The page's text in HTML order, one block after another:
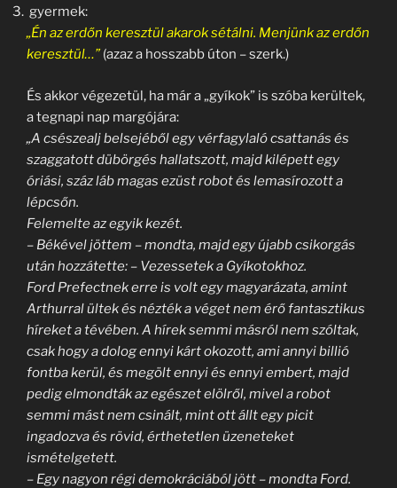
gyermek:
„Én az erdőn keresztül akarok sétálni. Menjünk az erdőn
keresztül…” (azaz a hosszabb úton – szerk.)
És akkor végezetül, ha már a „gyíkok” is szóba kerültek,
a tegnapi nap margójára:
„A csészealj belsejéből egy vérfagylaló csattanás és
szaggatott dübörgés hallatszott, majd kilépett egy
óriási, száz láb magas ezüst robot és lemasírozott a
lépcsőn.
Felemelte az egyik kezét.
– Békével jöttem – mondta, majd egy újabb csikorgás
után hozzátette: – Vezessetek a Gyíkotokhoz.
Ford Prefectnek erre is volt egy magyarázata, amint
Arthurral ültek és nézték a véget nem érő fantasztikus
híreket a tévében. A hírek semmi másról nem szóltak,
csak hogy a dolog ennyi kárt okozott, ami annyi billió
fontba kerül, és megölt ennyi és ennyi embert, majd
pedig elmondták az egészet elölről, mivel a robot
semmi mást nem csinált, mint ott állt egy picit
ingadozva és rövid, érthetetlen üzeneteket
ismételgetett.
– Egy nagyon régi demokráciából jött – mondta Ford.